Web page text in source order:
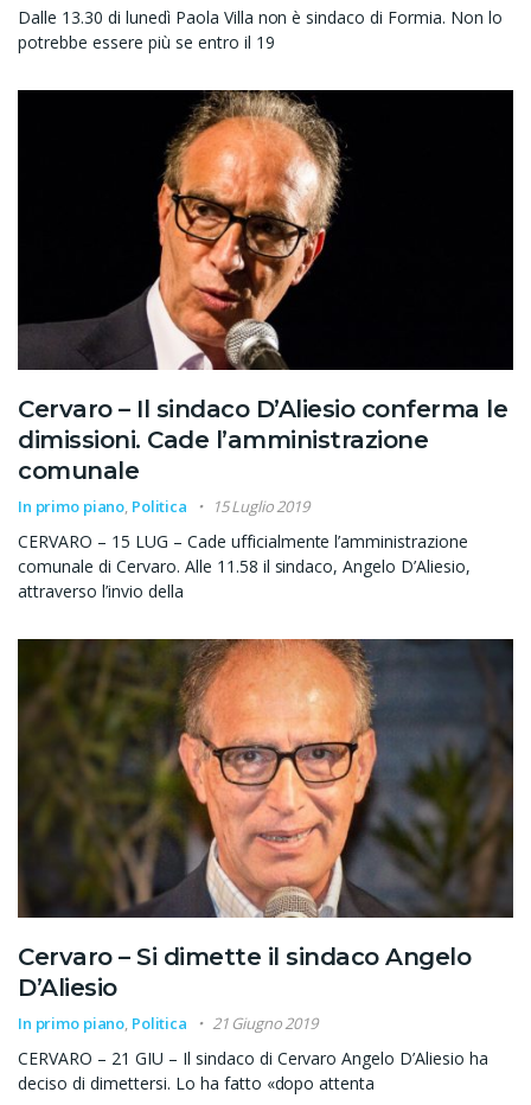
Dalle 13.30 di lunedì Paola Villa non è sindaco di Formia. Non lo
potrebbe essere più se entro il 19
Cervaro – Il sindaco D’Aliesio conferma le
dimissioni. Cade l’amministrazione
comunale
In primo piano Politica 15 Luglio 2019
CERVARO – 15 LUG – Cade ufficialmente l’amministrazione
comunale di Cervaro. Alle 11.58 il sindaco, Angelo D’Aliesio,
attraverso l’invio della
Cervaro – Si dimette il sindaco Angelo
D’Aliesio
In primo piano, Politica 21 Giugno 2019
CERVARO – 21 GIU – Il sindaco di Cervaro Angelo D’Aliesio ha
deciso di dimettersi. Lo ha fatto «dopo attenta